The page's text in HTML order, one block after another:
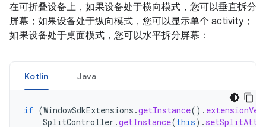
在可折叠设备上，如果设备处于横向模式，您可以垂直拆分
屏幕；如果设备处于纵向模式，您可以显示单个 activity；
如果设备处于桌面模式，您可以水平拆分屏幕：
Kotlin Java
if (WindowSdkExtensions .getInstance().
SplitController .getInstance(this).